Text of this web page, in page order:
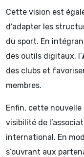
Cette vision est
d’adapter les
du sport. En
des outils digitaux, l’
des clubs et
membres.
Enfin, cette
visibilité de
international. En
s’ouvrant aux